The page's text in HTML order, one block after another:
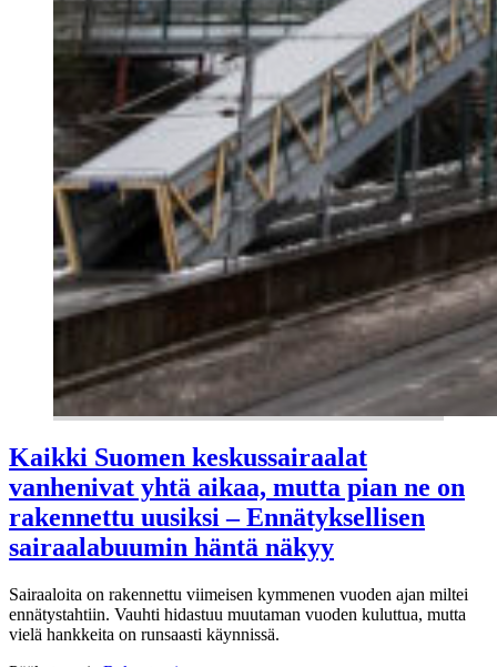
Kaikki Suomen keskussairaalat
vanhenivat yhtä aikaa, mutta pian ne on
rakennettu uusiksi – Ennätyksellisen
sairaalabuumin häntä näkyy
Sairaaloita on rakennettu viimeisen kymmenen vuoden ajan miltei
ennätystahtiin. Vauhti hidastuu muutaman vuoden kuluttua, mutta
vielä hankkeita on runsaasti käynnissä.